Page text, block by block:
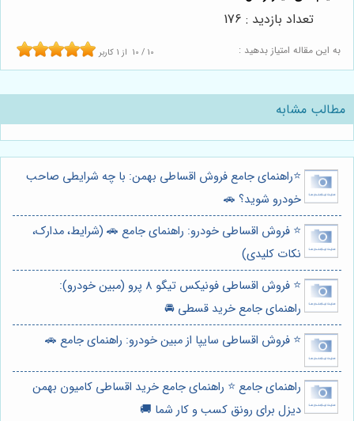
به این مقاله امتیاز بدهید : 10 / 10 از 1 کاربر
تعداد بازدید : 176
مطالب مشابه
⭐️راهنمای جامع فروش اقساطی بهمن: با چه شرایطی صاحب
خودرو شوید؟ 🚗
⭐️ فروش اقساطی خودرو: راهنمای جامع 🚗 (شرایط، مدارک،
نکات کلیدی)
⭐️ فروش اقساطی فونیکس تیگو 8 پرو (مبین خودرو):
راهنمای جامع خرید قسطی 🚘
⭐️ فروش اقساطی سایپا از مبین خودرو: راهنمای جامع 🚗
راهنمای جامع ⭐️ راهنمای جامع خرید اقساطی کامیون بهمن
دیزل برای رونق کسب و کار شما 🚚